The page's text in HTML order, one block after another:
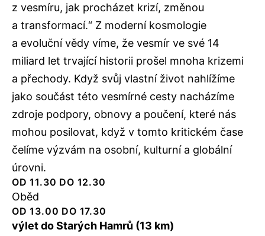
z vesmíru, jak procházet krizí, změnou
a transformací.“ Z moderní kosmologie
a evoluční vědy víme, že vesmír ve své 14
miliard let trvající historii prošel mnoha krizemi
a přechody. Když svůj vlastní život nahlížíme
jako součást této vesmírné cesty nacházíme
zdroje podpory, obnovy a poučení, které nás
mohou posilovat, když v tomto kritickém čase
čelíme výzvám na osobní, kulturní a globální
úrovni.
OD 11.30 DO 12.30
Oběd
OD 13.00 DO 17.30
výlet do Starých Hamrů (13 km)